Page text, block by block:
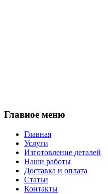
Главное меню
Главная
Услуги
Изготовление деталей
Наши работы
Доставка и оплата
Статьи
Контакты